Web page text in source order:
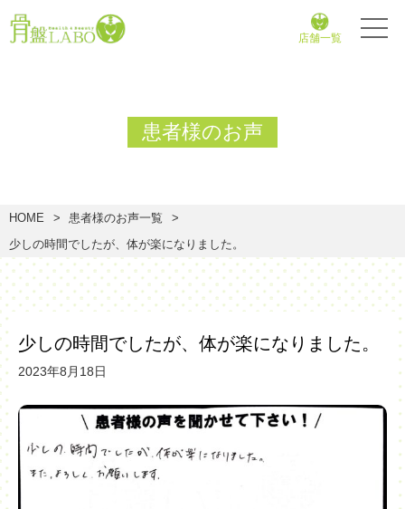
店舗一覧
患者様のお声
HOME
患者様のお声一覧
少しの時間でしたが、体が楽になりました。
少しの時間でしたが、体が楽になりました。
2023年8月18日